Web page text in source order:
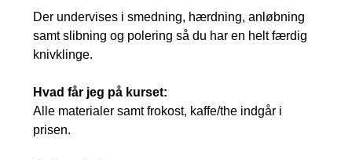
Der undervises i smedning, hærdning, anløbning
samt slibning og polering så du har en helt færdig
knivklinge.
Hvad får jeg på kurset:
Alle materialer samt frokost, kaffe/the indgår i
prisen.